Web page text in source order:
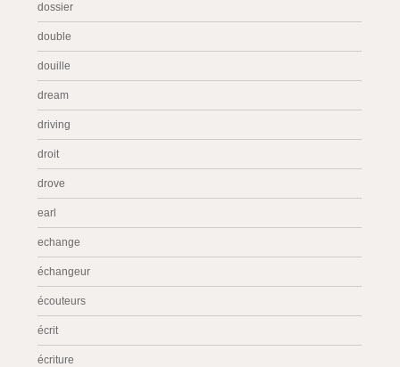
dossier
double
douille
dream
driving
droit
drove
earl
echange
échangeur
écouteurs
écrit
écriture